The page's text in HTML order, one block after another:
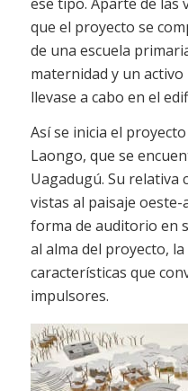
que el proyecto se
de una escuela
maternidad y un
llevase a cabo en el
Así se inicia el
Laongo, que se
Uagadugú. Su relativa
vistas al paisaje oeste-
forma de auditorio en
al alma del proyecto, la
características que
impulsores.